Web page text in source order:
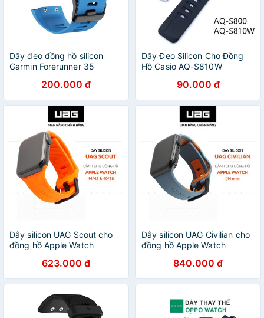
Dây đeo đồng hồ silicon
Garmin Forerunner 35
200.000 đ
Dây Đeo Silicon Cho Đồng
Hồ Casio AQ-S810W
90.000 đ
Dây silicon UAG Scout cho
đồng hồ Apple Watch
623.000 đ
Dây silicon UAG Civilian cho
đồng hồ Apple Watch
840.000 đ